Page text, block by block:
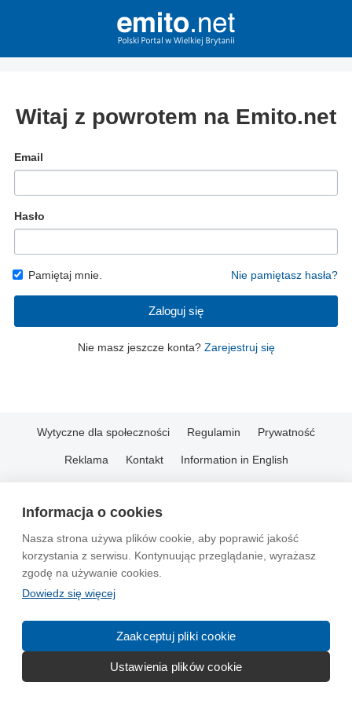
Informacja o cookies
Nasza strona używa plików cookie, aby poprawić jakość
korzystania z serwisu. Kontynuując przeglądanie, wyrażasz
zgodę na używanie cookies.
Dowiedz się więcej
Zaakceptuj pliki cookie
Ustawienia plików cookie
Witaj z powrotem na Emito.net
Email
Hasło
Pamiętaj mnie. Nie pamiętasz hasła?
Zaloguj się
Nie masz jeszcze konta? Zarejestruj się
Wytyczne dla społeczności Regulamin Prywatność
Reklama Kontakt Information in English